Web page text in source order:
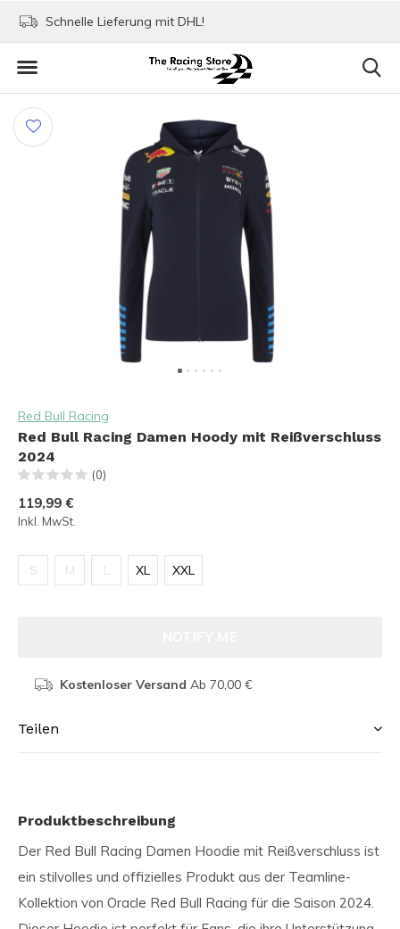
mit DHL! Bezahlen mit Paypal!
Red Bull Racing
Red Bull Racing Damen Hoody mit Reißverschluss
2024
(0)
119,99 €
Inkl. MwSt.
S M L XL XXL
Kostenloser Versand Ab 70,00 €
Teilen
Produktbeschreibung
Der Red Bull Racing Damen Hoodie mit Reißverschluss ist
ein stilvolles und offizielles Produkt aus der Teamline-
Kollektion von Oracle Red Bull Racing für die Saison 2024.